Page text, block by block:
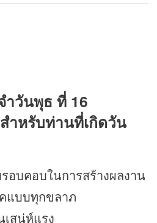
ำวันพุธ ที่ 16
ำหรับท่านที่เกิดวัน
อบคอบในการสร้างผลงาน
แบบทุกขลาภ
สน่ห์แรง